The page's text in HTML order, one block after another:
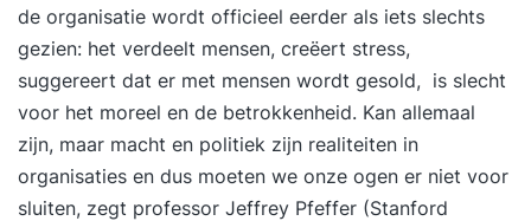
de organisatie wordt officieel eerder als iets slechts
gezien: het verdeelt mensen, creëert stress,
suggereert dat er met mensen wordt gesold, is slecht
voor het moreel en de betrokkenheid. Kan allemaal
zijn, maar macht en politiek zijn realiteiten in
organisaties en dus moeten we onze ogen er niet voor
sluiten, zegt professor Jeffrey Pfeffer (Stanford